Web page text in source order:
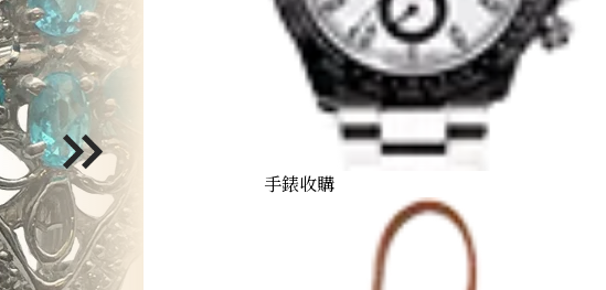
手錶收購